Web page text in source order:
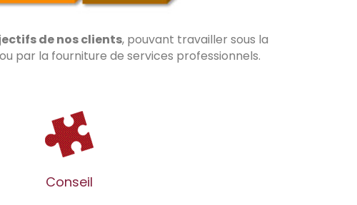
de nos clients, pouvant travailler sous la
par la fourniture de services professionnels.
Conseil